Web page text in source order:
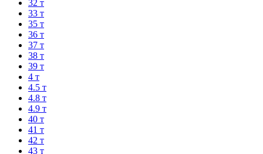
32 т
33 т
35 т
36 т
37 т
38 т
39 т
4 т
4.5 т
4.8 т
4.9 т
40 т
41 т
42 т
43 т